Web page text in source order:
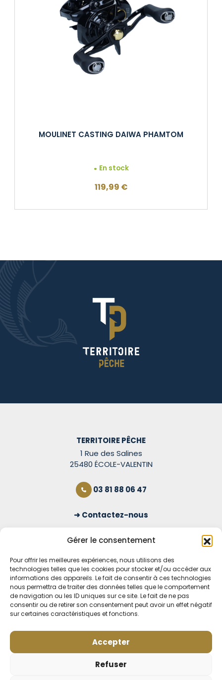
Gérer le consentement
Pour offrir les meilleures expériences, nous utilisons des
technologies telles que les cookies pour stocker et/ou accéder aux
informations des appareils. Le fait de consentir à ces technologies
nous permettra de traiter des données telles que le comportement
de navigation ou les ID uniques sur ce site. Le fait de ne pas
consentir ou de retirer son consentement peut avoir un effet négatif
sur certaines caractéristiques et fonctions.
Accepter
Refuser
MOULINET CASTING DAIWA PHAMTOM
En stock
119,99 €
TERRITOIRE PÊCHE
1 Rue des Salines
25480 ÉCOLE-VALENTIN
03 81 88 06 47
Contactez-nous
OUVERT TOUS LES JOURS
Voir nos horaires
MENTIONS LÉGALES
POLITIQUE DE CONFIDENTIALITÉ